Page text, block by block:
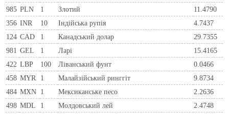
985 PLN 1 Злотий
11.4790
356 INR 10 Індійська рупія
4.7437
124 CAD 1 Канадський долар
29.7355
981 GEL 1 Ларi
15.4165
422 LBP 100 Ліванський фунт
0.0466
458 MYR 1 Малайзійський ринггіт
9.8734
484 MXN 1 Мексиканське песо
2.2636
498 MDL 1 Молдовський лей
2.4748